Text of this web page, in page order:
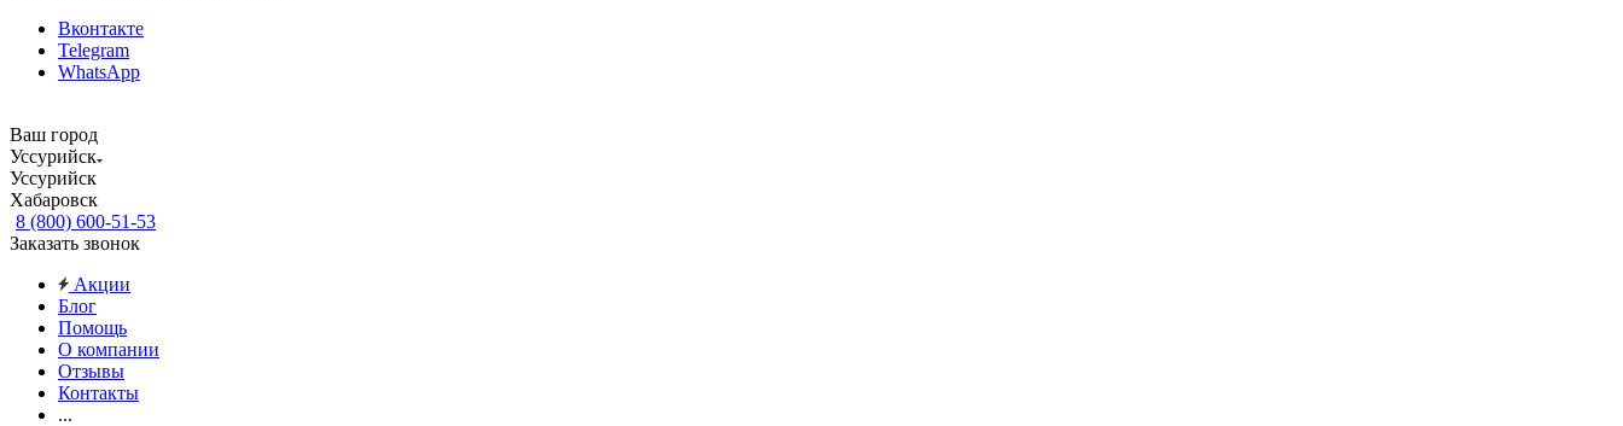
Вконтакте
Telegram
WhatsApp
Ваш город
Уссурийск
Уссурийск
Хабаровск
8 (800) 600-51-53
Заказать звонок
Акции
Блог
Помощь
О компании
Отзывы
Контакты
...